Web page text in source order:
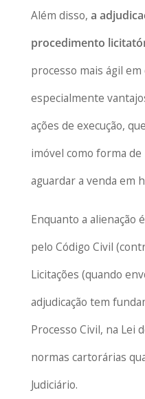
Além disso, a
procedimento
processo mais ágil
especialmente
ações de execução,
imóvel como forma
aguardar a venda em
Enquanto a alienação
pelo Código Civil
Licitações (quando
adjudicação tem
Processo Civil, na Lei
normas cartorárias
Judiciário.